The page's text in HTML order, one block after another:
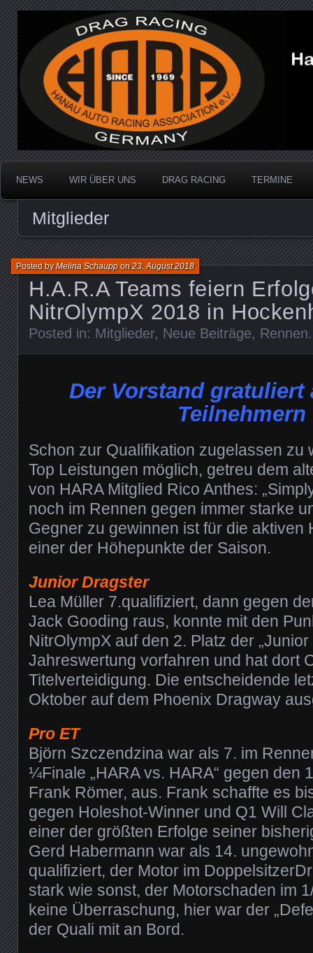
Hanau Auto Racing
Dragracing auf der 1/4 Meile
NEWS WIR ÜBER UNS DRAG RACING TERMINE
Mitglieder
H.A.R.A Teams feiern
NitrOlympX 2018 in
Posted byMelina Schauppon23. August 2018
Posted in: Mitglieder, Neue Beiträge, Rennen.
Der Vorstand gratuliert
Teilnehmern
Schon zur Qualifikation zugelassen zu
Top Leistungen möglich, getreu dem
von HARA Mitglied Rico Anthes:
noch im Rennen gegen immer starke
Gegner zu gewinnen ist für die aktiven
einer der Höhepunkte der Saison.
Junior Dragster
Lea Müller 7.qualifiziert, dann gegen
Jack Gooding raus, konnte mit den
NitrOlympX auf den 2. Platz der
Jahreswertung vorfahren und hat dort
Titelverteidigung. Die entscheidende
Oktober auf dem Phoenix Dragway
Pro ET
Björn Szczendzina war als 7. im
¼Finale „HARA vs. HARA“ gegen den
Frank Römer, aus. Frank schaffte es
gegen Holeshot-Winner und Q1 Will
einer der größten Erfolge seiner
Gerd Habermann war als 14.
qualifiziert, der Motor im
stark wie sonst, der Motorschaden im
keine Überraschung, hier war der
der Quali mit an Bord.